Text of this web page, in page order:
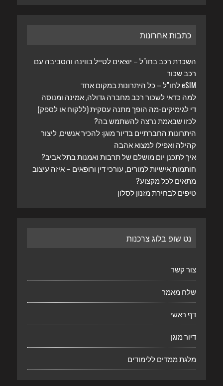
כתבות אחרונות
השכרת רכב בחו"ל – יוצאים לטייל בווינה והסביבה עם
רכב שכור
eSIM לחו"ל – כל היתרונות במקום אחד
למה כדאי לשכור רכב מחברה גדולה, אמינה ומנוסה
די לגימיקים-מה הופך מתנה עסקית (ללקוח או לספק)
לכזו שבאמת נרצה להשתמש בה?
היתרונות החברתיים בדיור מוגן: להכיר אנשים, ליצור
קהילה ואפילו למצוא אהבה
איך לתכנן יום מושלם של תרבות ואמנות בתל אביב?
חותמות אישיות למורים, עורכי דין ורופאים – איזה עיצוב
מתאים לכל מקצוע?
טיפים לבחירת מזנון לסלון
נט שופ בלוג צרכנות
צור קשר
שלח מאמר
דף ראשי
דיור מוגן
מלגת ממדים ללימודים